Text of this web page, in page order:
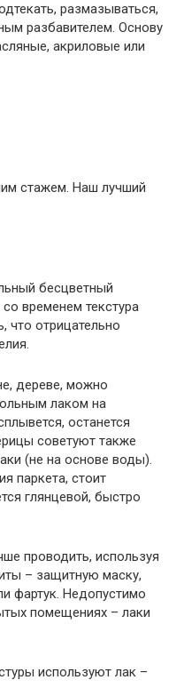
размазываться,
разбавителем. Основу
акриловые или
стажем. Наш лучший
бесцветный
временем текстура
что отрицательно
дереве, можно
лаком на
останется
советуют также
(не на основе воды).
паркета, стоит
глянцевой, быстро
проводить, используя
– защитную маску,
фартук. Недопустимо
помещениях – лаки